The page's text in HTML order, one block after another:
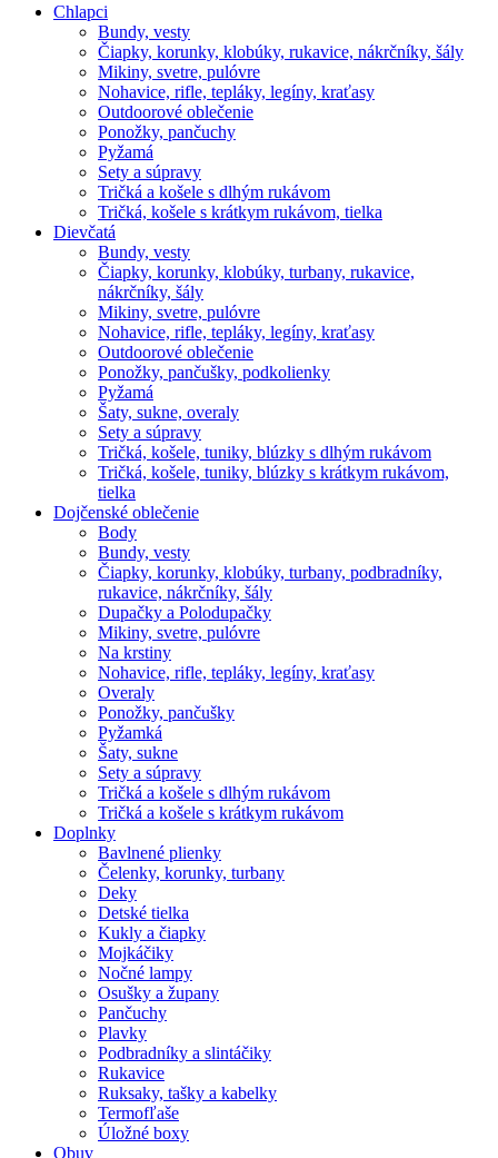
Chlapci
Bundy, vesty
Čiapky, korunky, klobúky, rukavice, nákrčníky, šály
Mikiny, svetre, pulóvre
Nohavice, rifle, tepláky, legíny, kraťasy
Outdoorové oblečenie
Ponožky, pančuchy
Pyžamá
Sety a súpravy
Tričká a košele s dlhým rukávom
Tričká, košele s krátkym rukávom, tielka
Dievčatá
Bundy, vesty
Čiapky, korunky, klobúky, turbany, rukavice,
nákrčníky, šály
Mikiny, svetre, pulóvre
Nohavice, rifle, tepláky, legíny, kraťasy
Outdoorové oblečenie
Ponožky, pančušky, podkolienky
Pyžamá
Šaty, sukne, overaly
Sety a súpravy
Tričká, košele, tuniky, blúzky s dlhým rukávom
Tričká, košele, tuniky, blúzky s krátkym rukávom,
tielka
Dojčenské oblečenie
Body
Bundy, vesty
Čiapky, korunky, klobúky, turbany, podbradníky,
rukavice, nákrčníky, šály
Dupačky a Polodupačky
Mikiny, svetre, pulóvre
Na krstiny
Nohavice, rifle, tepláky, legíny, kraťasy
Overaly
Ponožky, pančušky
Pyžamká
Šaty, sukne
Sety a súpravy
Tričká a košele s dlhým rukávom
Tričká a košele s krátkym rukávom
Doplnky
Bavlnené plienky
Čelenky, korunky, turbany
Deky
Detské tielka
Kukly a čiapky
Mojkáčiky
Nočné lampy
Osušky a župany
Pančuchy
Plavky
Podbradníky a slintáčiky
Rukavice
Ruksaky, tašky a kabelky
Termofľaše
Úložné boxy
Obuv